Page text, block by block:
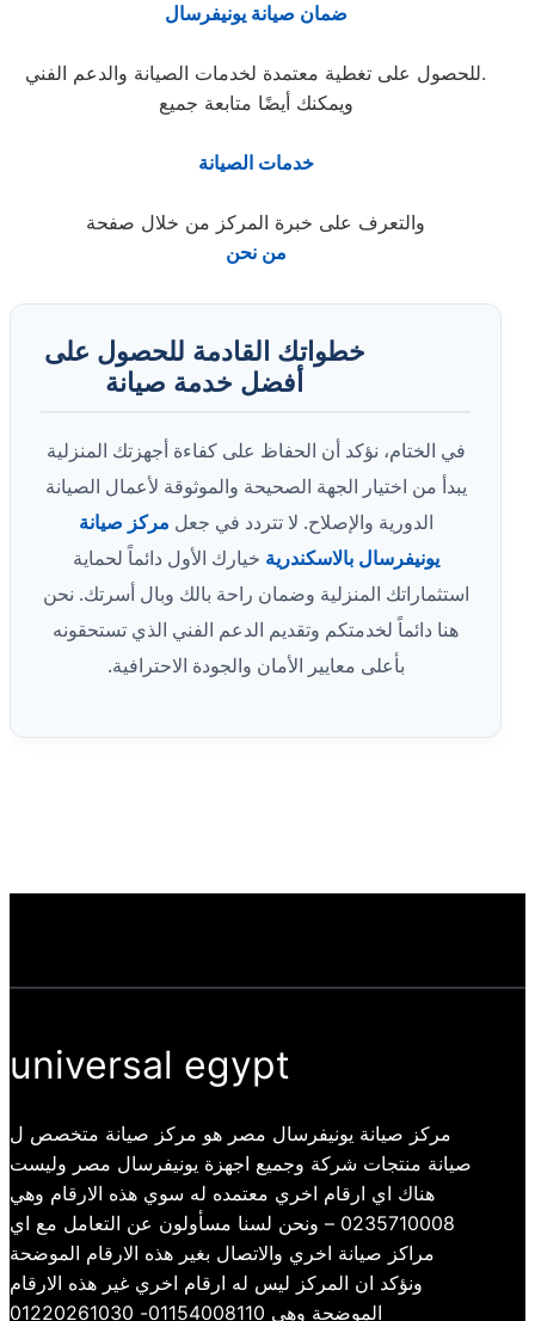
ضمان صيانة يونيفرسال
للحصول على تغطية معتمدة لخدمات الصيانة والدعم الفني.
ويمكنك أيضًا متابعة جميع
خدمات الصيانة
والتعرف على خبرة المركز من خلال صفحة
من نحن
خطواتك القادمة للحصول على
أفضل خدمة صيانة
في الختام، نؤكد أن الحفاظ على كفاءة أجهزتك المنزلية
يبدأ من اختيار الجهة الصحيحة والموثوقة لأعمال الصيانة
الدورية والإصلاح. لا تتردد في جعل مركز صيانة
يونيفرسال بالاسكندرية خيارك الأول دائماً لحماية
استثماراتك المنزلية وضمان راحة بالك وبال أسرتك. نحن
هنا دائماً لخدمتكم وتقديم الدعم الفني الذي تستحقونه
بأعلى معايير الأمان والجودة الاحترافية.
universal egypt
مركز صيانة يونيفرسال مصر هو مركز صيانة متخصص ل
صيانة منتجات شركة وجميع اجهزة يونيفرسال مصر وليست
هناك اي ارقام اخري معتمده له سوي هذه الارقام وهي
0235710008 – ونحن لسنا مسأولون عن التعامل مع اي
مراكز صيانة اخري والاتصال بغير هذه الارقام الموضحة
ونؤكد ان المركز ليس له ارقام اخري غير هذه الارقام
الموضحة وهي 01154008110- 01220261030